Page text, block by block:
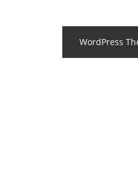
WordPress